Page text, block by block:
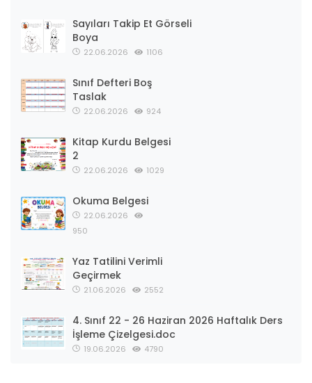
Sayıları Takip Et Görseli
Boya
22.06.2026 1106
Sınıf Defteri Boş
Taslak
22.06.2026 924
Kitap Kurdu Belgesi
2
22.06.2026 1029
Okuma Belgesi
22.06.2026
950
Yaz Tatilini Verimli
Geçirmek
21.06.2026 2552
4. Sınıf 22 - 26 Haziran 2026 Haftalık Ders
İşleme Çizelgesi.doc
19.06.2026 4790